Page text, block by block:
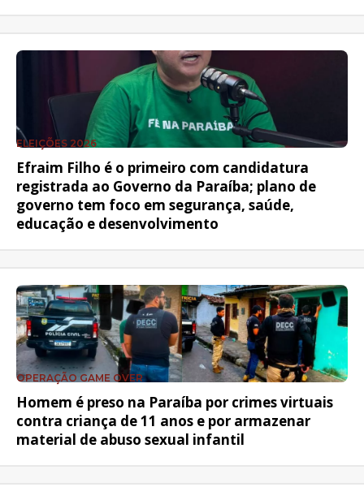
ELEIÇÕES 2026
Efraim Filho é o primeiro com candidatura
registrada ao Governo da Paraíba; plano de
governo tem foco em segurança, saúde,
educação e desenvolvimento
OPERAÇÃO GAME OVER
Homem é preso na Paraíba por crimes virtuais
contra criança de 11 anos e por armazenar
material de abuso sexual infantil